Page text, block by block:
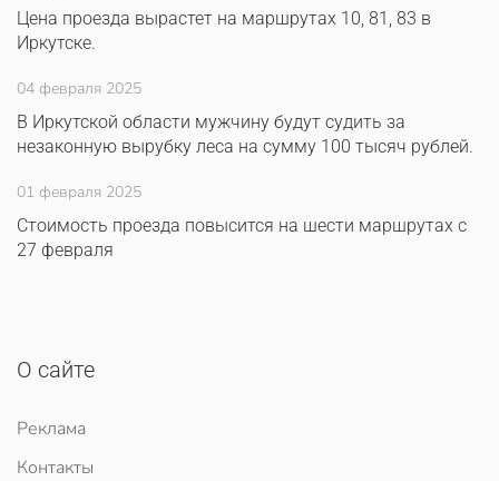
Цена проезда вырастет на маршрутах 10, 81, 83 в
Иркутске.
04 февраля 2025
В Иркутской области мужчину будут судить за
незаконную вырубку леса на сумму 100 тысяч рублей.
01 февраля 2025
Стоимость проезда повысится на шести маршрутах с
27 февраля
О сайте
Реклама
Контакты